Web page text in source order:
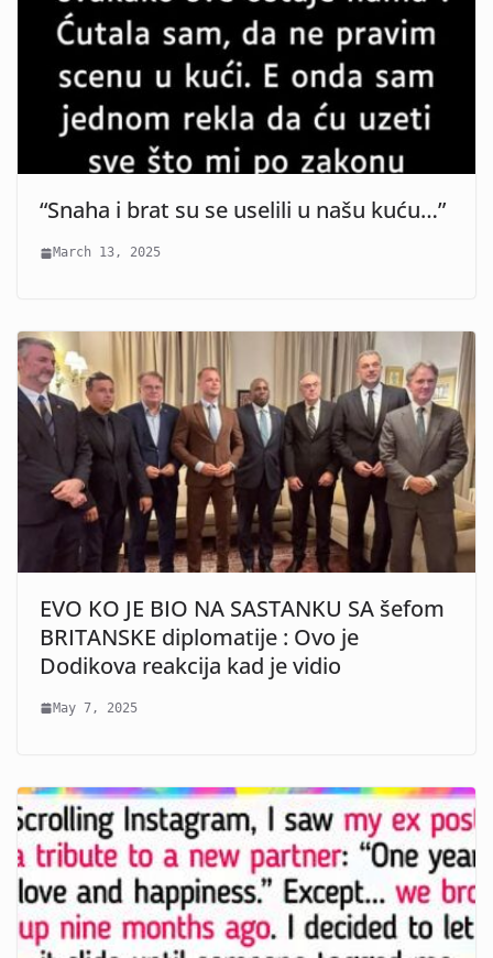
“Snaha i brat su se uselili u našu kuću…”
March 13, 2025
EVO KO JE BIO NA SASTANKU SA šefom
BRITANSKE diplomatije : Ovo je
Dodikova reakcija kad je vidio
May 7, 2025